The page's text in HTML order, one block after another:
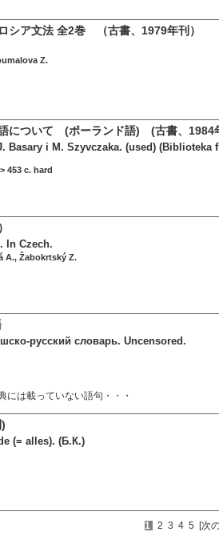
ア文法 全2巻 （古書、1979年刊）
Z.
について (ポーランド語) (古書、1984
Basary i M. Szyvczaka. (used)
453 c. hard
In Czech.
A., Žabokrtský Z.
русский словарь. Uncensored.
には載っていない語句・・・
(= alles). (Б.К.)
1 2 3 4 5 [次